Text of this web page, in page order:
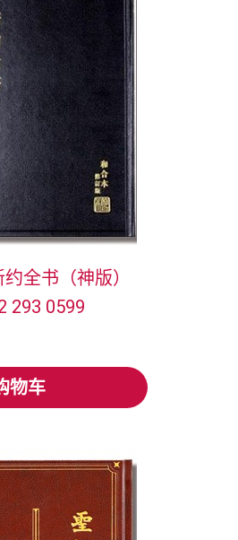
全书（神版）
293 0599
物车
车